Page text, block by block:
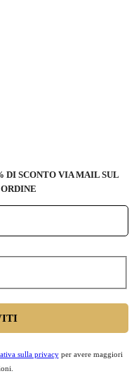
DI SCONTO VIA MAIL SUL
sulla privacyper avere maggiori